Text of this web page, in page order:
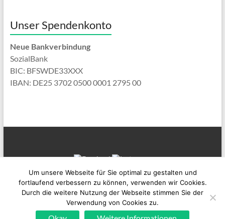
Unser Spendenkonto
Neue Bankverbindung
SozialBank
BIC: BFSWDE33XXX
IBAN: DE25 3702 0500 0001 2795 00
MINA-Leben in Vielfalt e.V. . Alle Rechte vorbehalten. Theme
von ThemeGrill. Präsentiert von:
Um unsere Webseite für Sie optimal zu gestalten und
fortlaufend verbessern zu können, verwenden wir Cookies.
Durch die weitere Nutzung der Webseite stimmen Sie der
Verwendung von Cookies zu.